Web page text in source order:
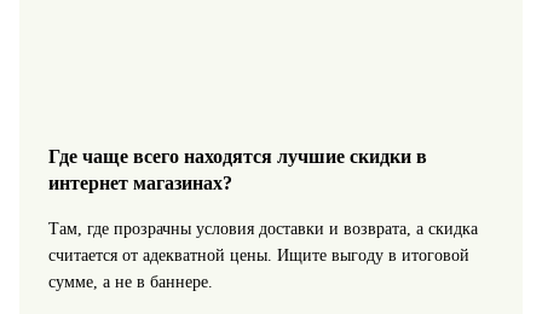
Где чаще всего находятся лучшие скидки в
интернет магазинах?
Там, где прозрачны условия доставки и возврата, а скидка
считается от адекватной цены. Ищите выгоду в итоговой
сумме, а не в баннере.